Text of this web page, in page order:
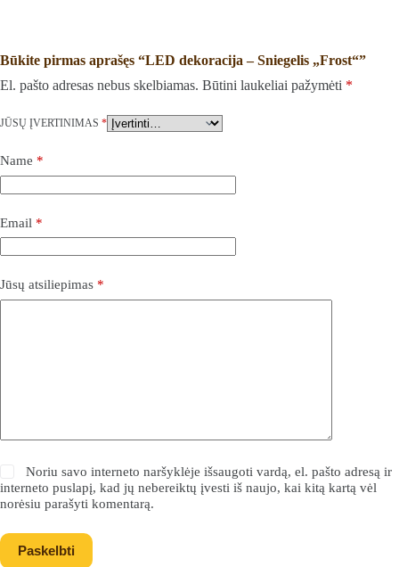
Būkite pirmas aprašęs “LED dekoracija – Sniegelis „Frost“”
El. pašto adresas nebus skelbiamas. Būtini laukeliai pažymėti *
JŪSŲ ĮVERTINIMAS *
Name *
Email *
Jūsų atsiliepimas *
Noriu savo interneto naršyklėje išsaugoti vardą, el. pašto adresą ir
interneto puslapį, kad jų nebereiktų įvesti iš naujo, kai kitą kartą vėl
norėsiu parašyti komentarą.
Paskelbti